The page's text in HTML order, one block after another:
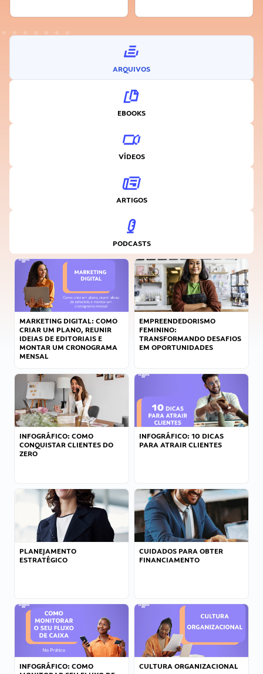
ARQUIVOS
EBOOKS
VÍDEOS
ARTIGOS
PODCASTS
MARKETING DIGITAL: COMO
CRIAR UM PLANO, REUNIR
IDEIAS DE EDITORIAIS E
MONTAR UM CRONOGRAMA
MENSAL
EMPREENDEDORISMO
FEMININO:
TRANSFORMANDO DESAFIOS
EM OPORTUNIDADES
INFOGRÁFICO: COMO
CONQUISTAR CLIENTES DO
ZERO
INFOGRÁFICO: 10 DICAS
PARA ATRAIR CLIENTES
PLANEJAMENTO
ESTRATÉGICO
CUIDADOS PARA OBTER
FINANCIAMENTO
INFOGRÁFICO: COMO
CULTURA ORGANIZACIONAL